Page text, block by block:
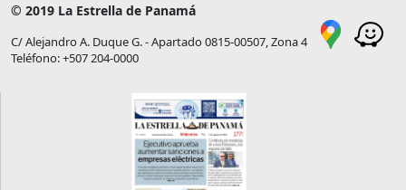
© 2019 La Estrella de Panamá
C/ Alejandro A. Duque G. - Apartado 0815-00507, Zona 4
Teléfono: +507 204-0000